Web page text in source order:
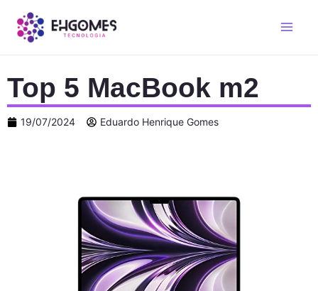
Top 5 MacBook m2
19/07/2024 Eduardo Henrique Gomes